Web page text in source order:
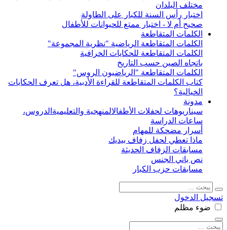
مختلف البلدان
اختبار رأس السنة للكبار على الطاولة
صحيح أم لا - اختبار ممتع للحيوانات للأطفال
الكلمات المتقاطعة
الكلمات المتقاطعة الرياضية "نظرية المجموعة"
الكلمات المتقاطعة للحكايات الخرافية
باتجاه الصين حسب التاريخ
الكلمات المتقاطعة "الرياضيون الروس"
كتاب الكلمات المتقاطعة للقراءة الأدبية، هل تعرف الحكايات
الخيالية؟
مدونة
سيناريوهات لحفلات الأطفالالمنهجية والتعليمية الدروس،
ساعات الدراسة
أسرار مضحكة للمهام
ماذا تعطي لحفل زفاف بيديك
مسابقات الزفاف الحديثة
نص باتي الجنس
مسابقات حزب الكبار
تسجيل الدخول
ضوء مظلم